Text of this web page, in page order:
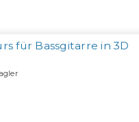
für Bassgitarre in 3D